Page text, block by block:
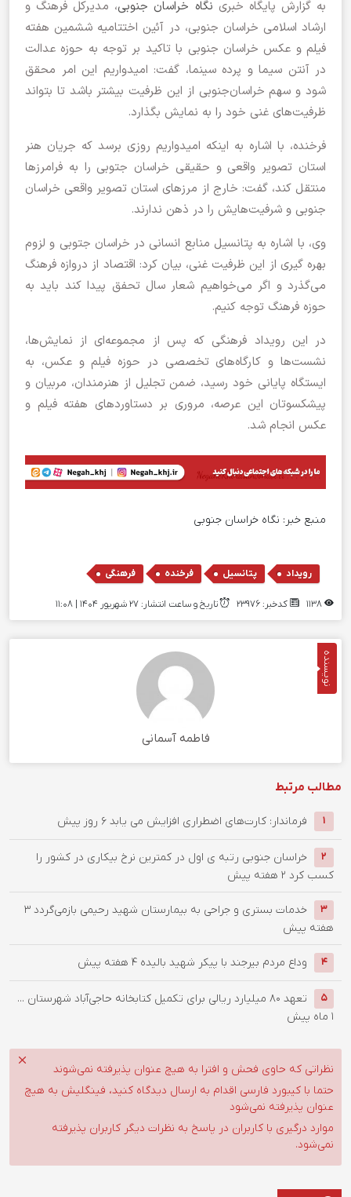
به گزارش پایگاه خبری نگاه خراسان جنوبی، مدیرکل فرهنگ و
ارشاد اسلامی خراسان جنوبی، در آئین اختتامیه ششمین هفته
فیلم و عکس خراسان جنوبی با تاکید بر توجه به حوزه عدالت
در آنتن سیما و پرده سینما، گفت: امیدواریم این امر محقق
شود و سهم خراسان‌جنوبی از این ظرفیت بیشتر باشد تا بتواند
ظرفیت‌های غنی خود را به نمایش بگذارد.
فرخنده، با اشاره به اینکه امیدواریم روزی برسد که جریان هنر
استان تصویر واقعی و حقیقی خراسان جتوبی را به فرامرزها
منتقل کند، گفت: خارج از مرزهای استان تصویر واقعی خراسان
جنوبی و شرفیت‌هایش را در ذهن ندارند.
وی، با اشاره به پتانسیل منابع انسانی در خراسان جتوبی و لزوم
بهره گیری از این ظرفیت غنی، بیان کرد: اقتصاد از دروازه فرهنگ
می‌گذرد و اگر می‌خواهیم شعار سال تحفق پیدا کند باید به
حوزه فرهنگ توجه کنیم.
در این رویداد فرهنگی که پس از مجموعه‌ای از نمایش‌ها،
نشست‌ها و کارگاه‌های تخصصی در حوزه فیلم و عکس، به
ایستگاه پایانی خود رسید، ضمن تجلیل از هنرمندان، مربیان و
پیشکسوتان این عرصه، مروری بر دستاوردهای هفته فیلم و
عکس انجام شد.
منبع خبر: نگاه خراسان جنوبی
رویداد , پتانسیل , فرخنده , فرهنگی
کدخبر: 23976 تاریخ و ساعت انتشار: ۲۷ شهریور ۱۴۰۴ | 11:08
نویسنده
فاطمه آسمانی
مطالب مرتبط
1 فرماندار: کارت‌های اضطراری افزایش می یابد 6 روز پیش
2
خراسان جنوبی رتبه ی اول در کمترین نرخ بیکاری در کشور را
کسب کرد 2 هفته پیش
3 خدمات بستری و جراحی به بیمارستان شهید رحیمی بازمی‌گردد 3
هفته پیش
4 وداع مردم بیرجند با پیکر شهید بالیده 4 هفته پیش
5
تعهد ۸۰ میلیارد ریالی برای تکمیل کتابخانه حاجی‌آباد شهرستان ...
1 ماه پیش
نظراتی که حاوی فحش و افترا به هیچ عنوان پذیرفته نمی‌شوند
حتما با کیبورد فارسی اقدام به ارسال دیدگاه کنید، فینگلیش به هیچ
عنوان پذیرفته نمی‌شود
موارد درگیری با کاربران در پاسخ به نظرات دیگر کاربران پذیرفته
نمی‌شود.